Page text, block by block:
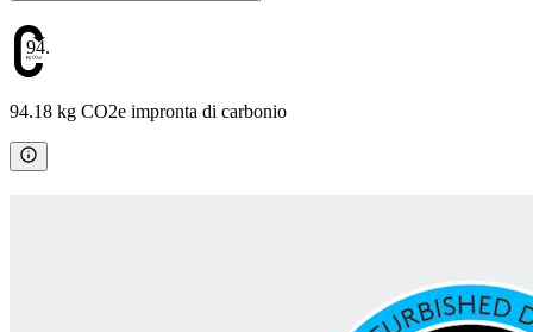
94.18
94.18 kg CO2e impronta di carbonio